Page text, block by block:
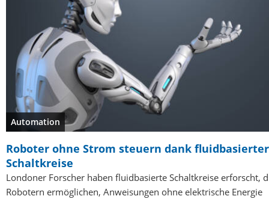
Automation
Roboter ohne Strom steuern dank fluidbasierter
Schaltkreise
Londoner Forscher haben fluidbasierte Schaltkreise erforscht,
Robotern ermöglichen, Anweisungen ohne elektrische Energie